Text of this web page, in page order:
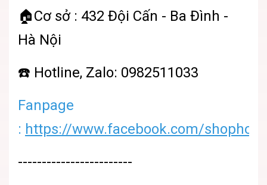
🏠Cơ sở : 432 Đội Cấn - Ba Đình -
Hà Nội
☎️ Hotline, Zalo: 0982511033
Fanpage
: https://www.facebook.com/
------------------------